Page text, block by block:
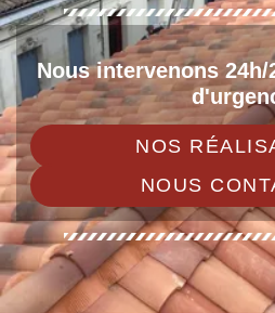
Nous intervenons
NOS
NOUS